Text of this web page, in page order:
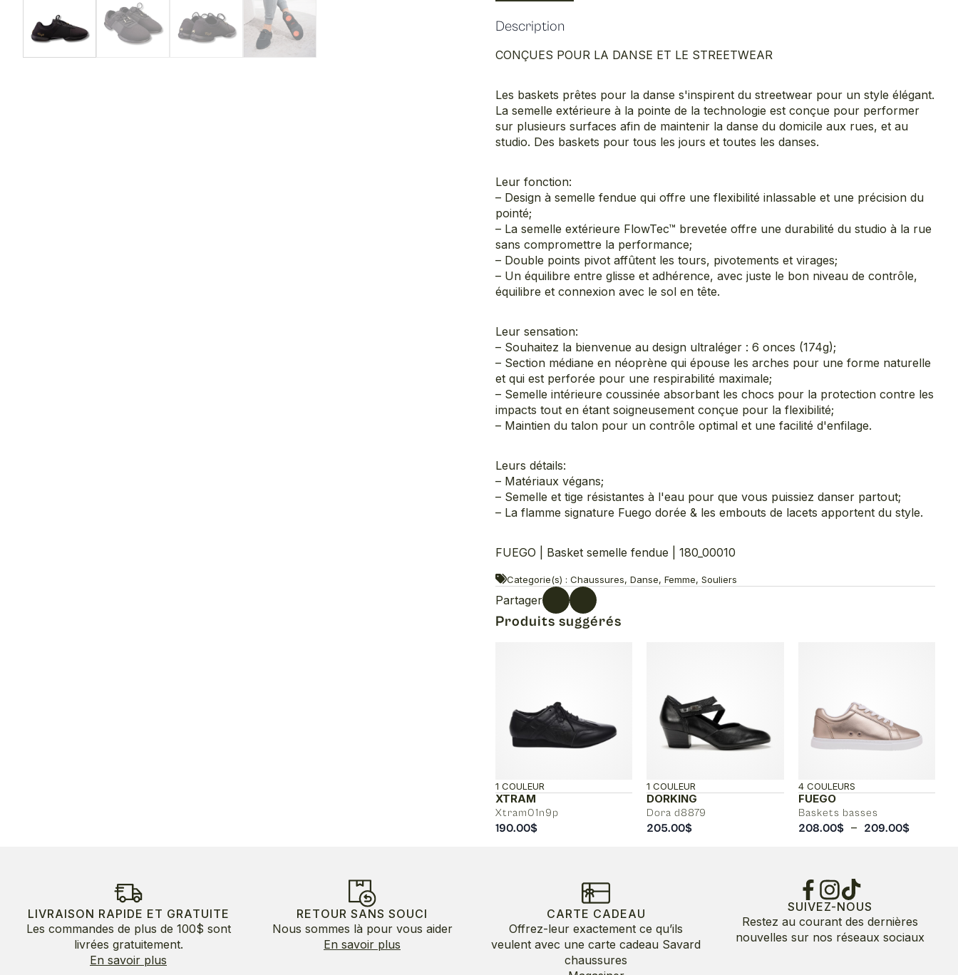
Description
CONÇUES POUR LA DANSE ET LE STREETWEAR
Les baskets prêtes pour la danse s'inspirent du streetwear pour un style élégant.
La semelle extérieure à la pointe de la technologie est conçue pour performer
sur plusieurs surfaces afin de maintenir la danse du domicile aux rues, et au
studio. Des baskets pour tous les jours et toutes les danses.
Leur fonction:
– Design à semelle fendue qui offre une flexibilité inlassable et une précision du
pointé;
– La semelle extérieure FlowTec™ brevetée offre une durabilité du studio à la rue
sans compromettre la performance;
– Double points pivot affûtent les tours, pivotements et virages;
– Un équilibre entre glisse et adhérence, avec juste le bon niveau de contrôle,
équilibre et connexion avec le sol en tête.
Leur sensation:
– Souhaitez la bienvenue au design ultraléger : 6 onces (174g);
– Section médiane en néoprène qui épouse les arches pour une forme naturelle
et qui est perforée pour une respirabilité maximale;
– Semelle intérieure coussinée absorbant les chocs pour la protection contre les
impacts tout en étant soigneusement conçue pour la flexibilité;
– Maintien du talon pour un contrôle optimal et une facilité d'enfilage.
Leurs détails:
– Matériaux végans;
– Semelle et tige résistantes à l'eau pour que vous puissiez danser partout;
– La flamme signature Fuego dorée & les embouts de lacets apportent du style.
FUEGO | Basket semelle fendue | 180_00010
Categorie(s) : Chaussures, Danse, Femme, Souliers
Partager
Produits suggérés
XTRAM
Xtram01n9p
1 COULEUR
190.00$
DORKING
Dora d8879
1 COULEUR
205.00$
FUEGO
Baskets basses
4 COULEURS
208.00$ – 209.00$Plage
LIVRAISON RAPIDE ET GRATUITE
Les commandes de plus de 100$ sont
livrées gratuitement.
En savoir plus
RETOUR SANS SOUCI
Nous sommes là pour vous aider
En savoir plus
CARTE CADEAU
Offrez-leur exactement ce qu’ils
veulent avec une carte cadeau Savard
chaussures
SUIVEZ-NOUS
Restez au courant des dernières
nouvelles sur nos réseaux sociaux